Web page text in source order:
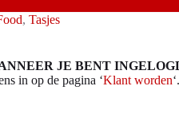
, Tasjes
JE BENT
in op de pagina ‘Klant worden